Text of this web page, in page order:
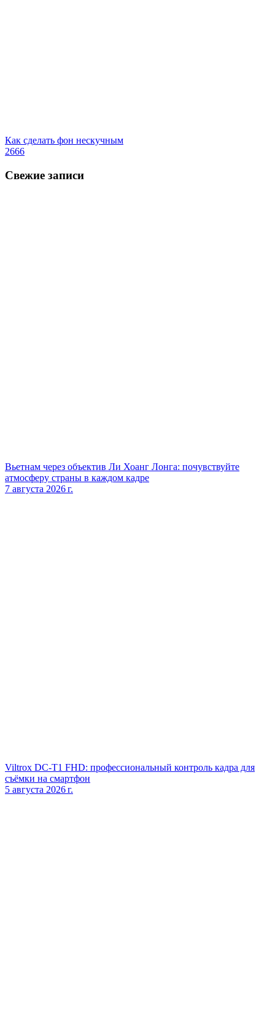
Как сделать фон нескучным
2666
Свежие записи
Вьетнам через объектив Ли Хоанг Лонга: почувствуйте
атмосферу страны в каждом кадре
7 августа 2026 г.
Viltrox DC‑T1 FHD: профессиональный контроль кадра для
съёмки на смартфон
5 августа 2026 г.